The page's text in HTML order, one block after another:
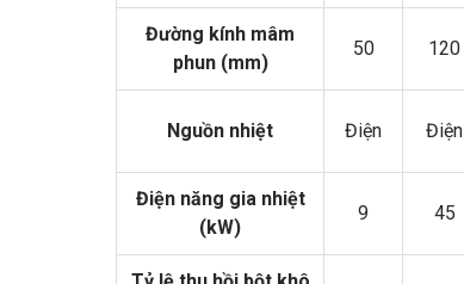
Đường kính mâm
phun (mm)
50 120
Nguồn nhiệt Điện Điện
Điện năng gia nhiệt
(kW)
9 45